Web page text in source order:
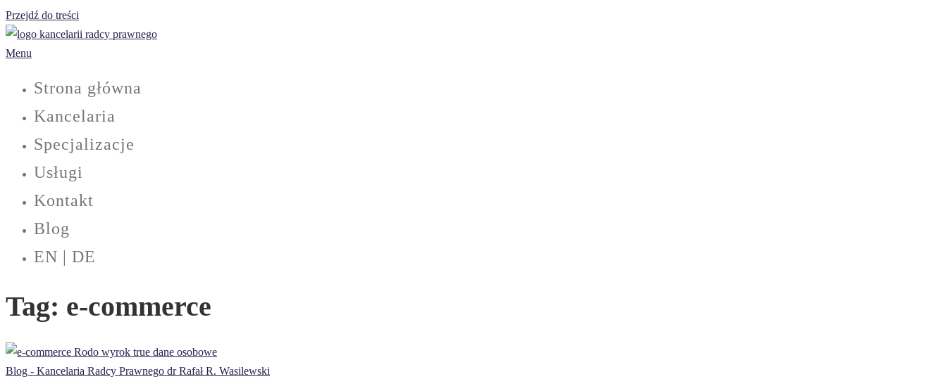
Przejdź do treści
Menu
Strona główna
Kancelaria
Specjalizacje
Usługi
Kontakt
Blog
EN | DE
Tag: e-commerce
Blog - Kancelaria Radcy Prawnego dr Rafał R. Wasilewski